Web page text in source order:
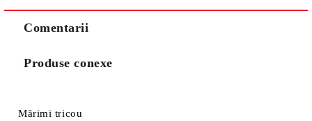
Comentarii
Produse conexe
Mărimi tricou